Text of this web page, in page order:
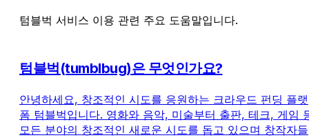
텀블벅 서비스 이용 관련 주요 도움말입니다.
텀블벅(tumblbug)은 무엇인가요?
안녕하세요, 창조적인 시도를 응원하는 크라우드 펀딩 플랫
폼 텀블벅입니다. 영화와 음악, 미술부터 출판, 테크, 게임
모든 분야의 창조적인 새로운 시도를 돕고 있으며 창작자들